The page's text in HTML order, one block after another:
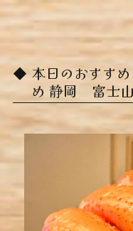
本日のおすす
め ︎静岡 富士